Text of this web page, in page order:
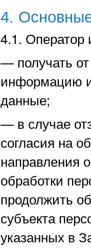
4.
4.1. Оператор
— получать
информацию
данные;
— в случае
согласия на
направления
обработки
продолжить
субъекта
указанных в